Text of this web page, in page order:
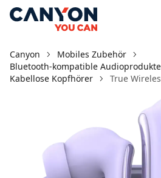
Canyon
Mobiles Zubehör
Bluetooth-kompatible Audioprodukte
Kabellose Kopfhörer
True